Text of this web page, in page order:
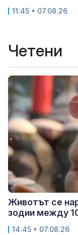
11:45 • 07.08.26
Четени
Животът се
зодии между
14:45 • 07.08.26